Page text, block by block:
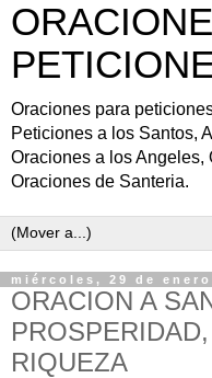
Oraciones para
Peticiones a los Santos,
Oraciones a los Angeles,
Oraciones de Santeria.
miércoles, 29 de enero
ORACION A
RIQUEZA